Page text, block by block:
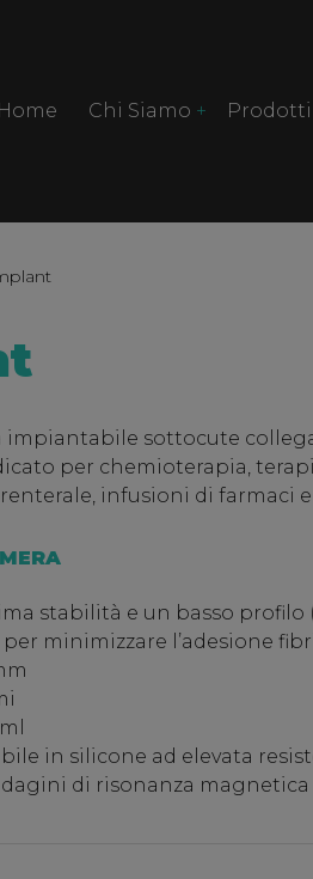
Home Chi Siamo Prodotti
impiantabile sottocute
per chemioterapia,
infusioni di farmaci
stabilità e un basso profilo
minimizzare l’adesione
in silicone ad elevata
di risonanza magnetica